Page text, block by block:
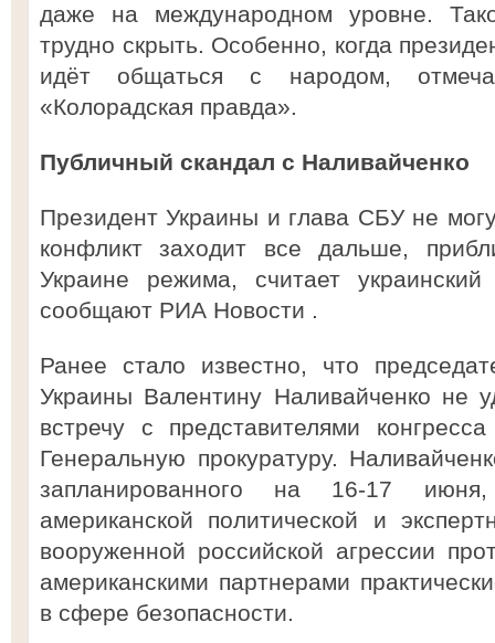
даже на международном уровне.
трудно скрыть. Особенно, когда
идёт общаться с народом,
«Колорадская правда».
Публичный скандал с Наливайченко
Президент Украины и глава СБУ не
конфликт заходит все дальше,
Украине режима, считает
сообщают РИА Новости .
Ранее стало известно, что
Украины Валентину Наливайченко не
встречу с представителями
Генеральную прокуратуру.
запланированного на 16-17 июня,
американской политической и
вооруженной российской агрессии
американскими партнерами
в сфере безопасности.